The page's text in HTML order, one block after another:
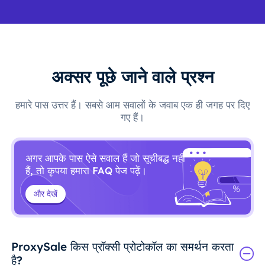
अक्सर पूछे जाने वाले प्रश्न
हमारे पास उत्तर हैं। सबसे आम सवालों के जवाब एक ही जगह पर दिए
गए हैं।
अगर आपके पास ऐसे सवाल हैं जो सूचीबद्ध नहीं
हैं, तो कृपया हमारा FAQ पेज पढ़ें।
और देखें
ProxySale किस प्रॉक्सी प्रोटोकॉल का समर्थन करता
है?